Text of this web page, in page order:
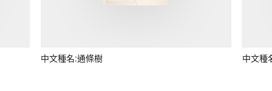
中文種名:通條樹 中文種